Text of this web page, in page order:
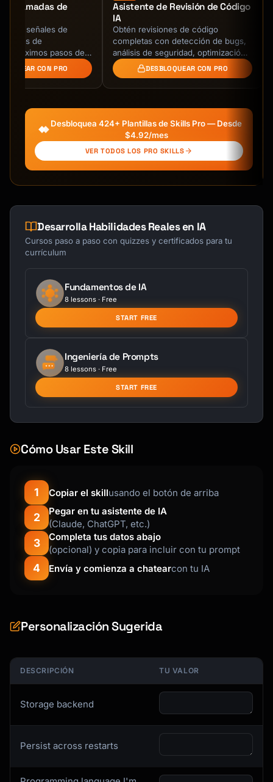
## Overview
| Attribute | Value |
|-----------|-------|
| Purpose | [What context this manages] |
| Storage | File / SQLite / Memory |
| Resources | [Number] |
| Persistence | Yes / No |
---
## Resource Definitions
// URI: [scheme]://[path]
server.resource(
  "[uri-pattern]",
provides]",
    // Extract parameters from URI
    const [category, item] =
uri.path.split("/");
    // Fetch or generate content
    const content = await
getContent(category, item);
      contents: [{
        mimeType: "text/plain",
      }],
    };
  }
);
```
### Resource 2: Notes Storage
```typescript
  "List all available notes and categories",
    const notes = await listAllNotes();
    return {
        uri: "notes://",
      }],
  }
Llamadas de
señales de
de
y próximos pasos de
de llamadas de
riesgos del deal …
CON PRO
Asistente de Revisión de Código
IA
Obtén revisiones de código
completas con detección de bugs,
análisis de seguridad, optimización
de rendimiento, y sugerencias de
buenas prácticas. …
DESBLOQUEAR CON PRO
Desbloquea 424+ Plantillas de Skills Pro — Desde
$4.92/mes
VER TODOS LOS PRO SKILLS
Desarrolla Habilidades Reales en IA
Cursos paso a paso con quizzes y certificados para tu
currículum
Fundamentos de IA
8 lessons · Free
START FREE
Ingeniería de Prompts
8 lessons · Free
START FREE
Cómo Usar Este Skill
1 Copiar el skillusando el botón de arriba
2
Pegar en tu asistente de IA
(Claude, ChatGPT, etc.)
3
Completa tus datos abajo
(opcional) y copia para incluir con tu prompt
4 Envía y comienza a chatearcon tu IA
Personalización Sugerida
DESCRIPCIÓN TU VALOR
Storage backend
Persist across restarts